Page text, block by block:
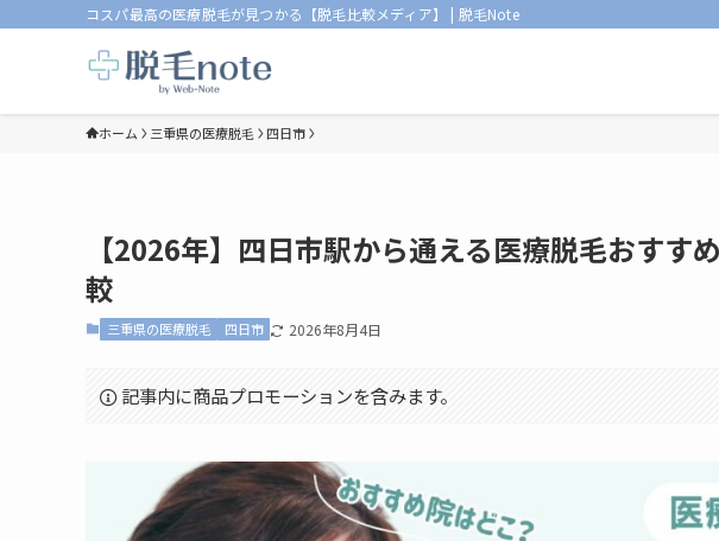
コスパ最高の医療脱毛が見つかる【脱毛比較メディア】 | 脱毛Note
ホーム 三重県の医療脱毛 四日市
【2026年】四日市駅から通える医療脱毛おすす
較
三重県の医療脱毛 四日市 2026年8月4日
記事内に商品プロモーションを含みます。